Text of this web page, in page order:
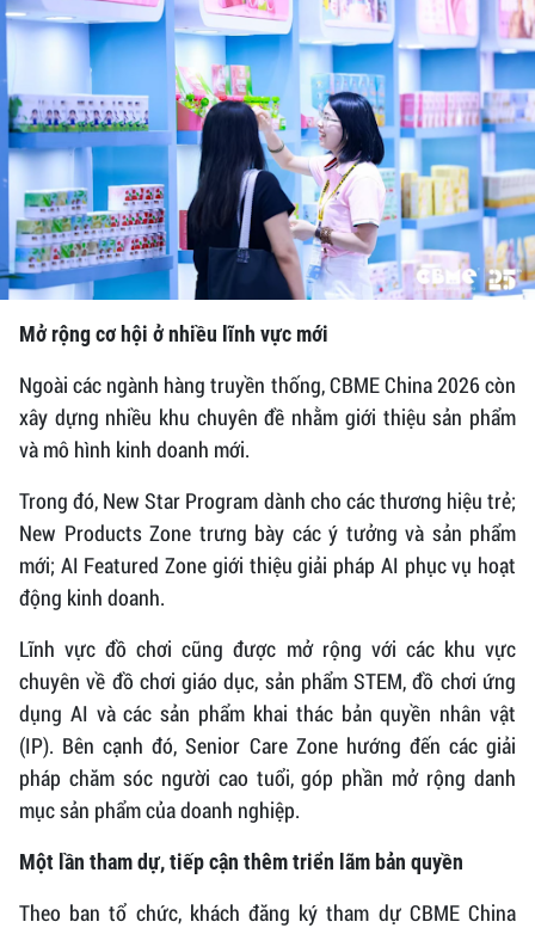
Mở rộng cơ hội ở nhiều lĩnh vực mới
Ngoài các ngành hàng truyền thống, CBME China 2026 còn
xây dựng nhiều khu chuyên đề nhằm giới thiệu sản phẩm
và mô hình kinh doanh mới.
Trong đó, New Star Program dành cho các thương hiệu trẻ;
New Products Zone trưng bày các ý tưởng và sản phẩm
mới; AI Featured Zone giới thiệu giải pháp AI phục vụ hoạt
động kinh doanh.
Lĩnh vực đồ chơi cũng được mở rộng với các khu vực
chuyên về đồ chơi giáo dục, sản phẩm STEM, đồ chơi ứng
dụng AI và các sản phẩm khai thác bản quyền nhân vật
(IP). Bên cạnh đó, Senior Care Zone hướng đến các giải
pháp chăm sóc người cao tuổi, góp phần mở rộng danh
mục sản phẩm của doanh nghiệp.
Một lần tham dự, tiếp cận thêm triển lãm bản quyền
Theo ban tổ chức, khách đăng ký tham dự CBME China